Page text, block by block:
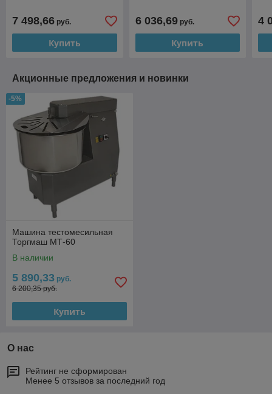
7 498,66 руб.
Купить
6 036,69руб.
Купить
4
Акционные предложения и новинки
-5%
Машина тестомесильная
Торгмаш МТ-60
В наличии
5 890,33 руб.
6 200,35 руб.
Купить
О нас
Рейтинг не сформирован
Менее 5 отзывов за последний год